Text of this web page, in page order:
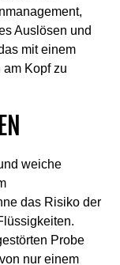
Auslösen und
mit einem
am Kopf zu
weiche
das Risiko der
Probe
nur einem